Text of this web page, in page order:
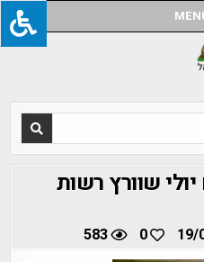
שוורץ רשות
0
583